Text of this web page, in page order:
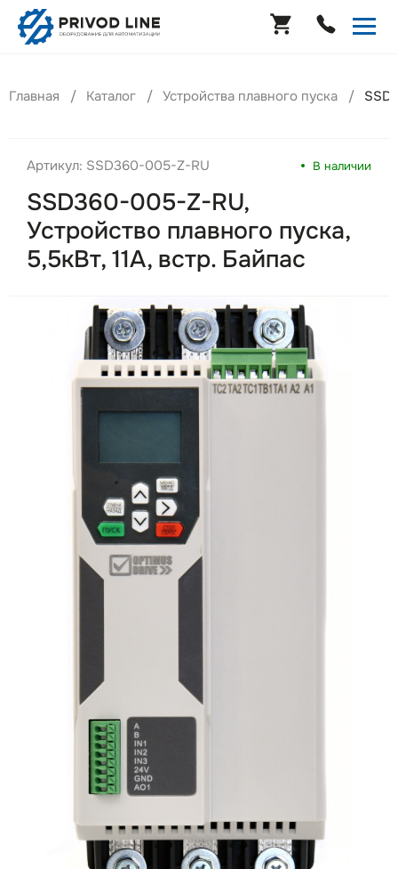
Главная Каталог Устройства плавного пуска
Артикул: SSD360-005-Z-RU В наличии
SSD360-005-Z-RU,
Устройство плавного пуска,
5,5кВт, 11А, встр. Байпас